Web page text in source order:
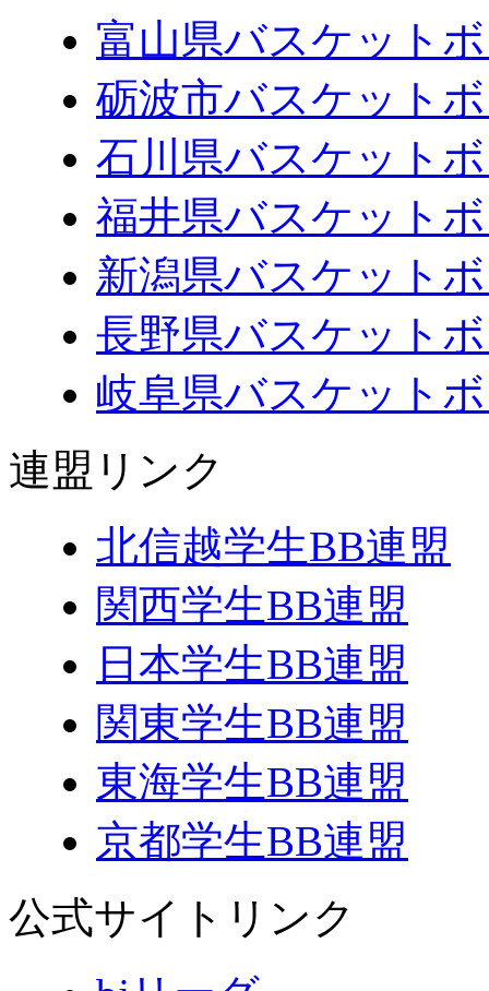
富山県バスケット
砺波市バスケット
石川県バスケット
福井県バスケット
新潟県バスケット
長野県バスケット
岐阜県バスケット
連盟リンク
北信越学生BB連盟
関西学生BB連盟
日本学生BB連盟
関東学生BB連盟
東海学生BB連盟
京都学生BB連盟
公式サイトリンク